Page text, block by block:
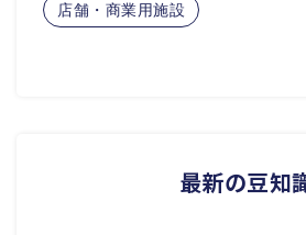
店舗・商業用施設
最新の豆知